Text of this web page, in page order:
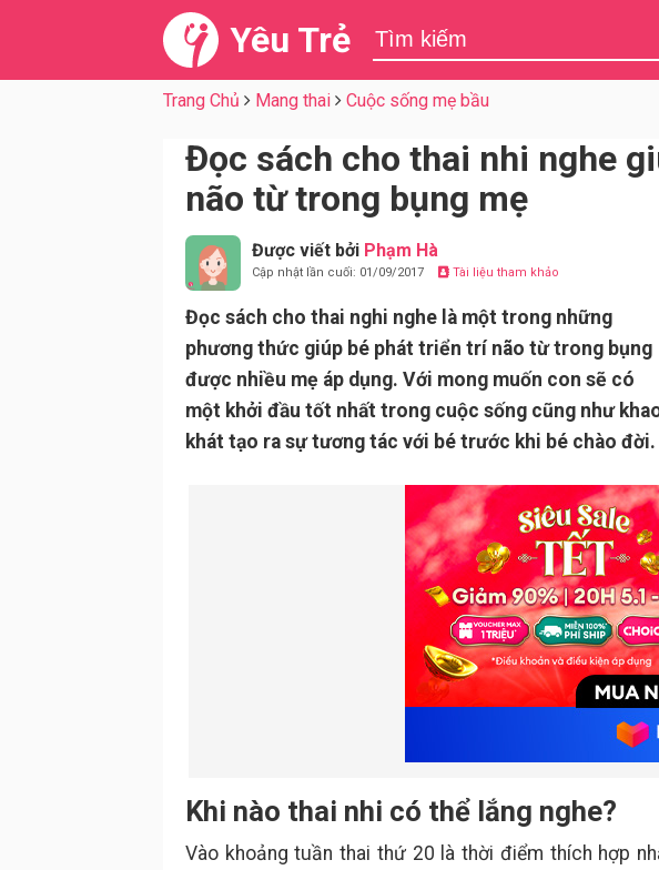
Yêu Trẻ
Trang Chủ Mang thai Cuộc sống mẹ bầu
Đọc sách cho thai nhi nghe
não từ trong bụng mẹ
Được viết bởi Phạm Hà
Cập nhật lần cuối: 01/09/2017 Tài liệu tham khảo
Đọc sách cho thai nghi nghe là một trong những
phương thức giúp bé phát triển trí não từ trong bụng
được nhiều mẹ áp dụng. Với mong muốn con sẽ có
một khởi đầu tốt nhất trong cuộc sống cũng như
khát tạo ra sự tương tác với bé trước khi bé chào đời.
Khi nào thai nhi có thể lắng nghe?
Vào khoảng tuần thai thứ 20 là thời điểm thích hợp